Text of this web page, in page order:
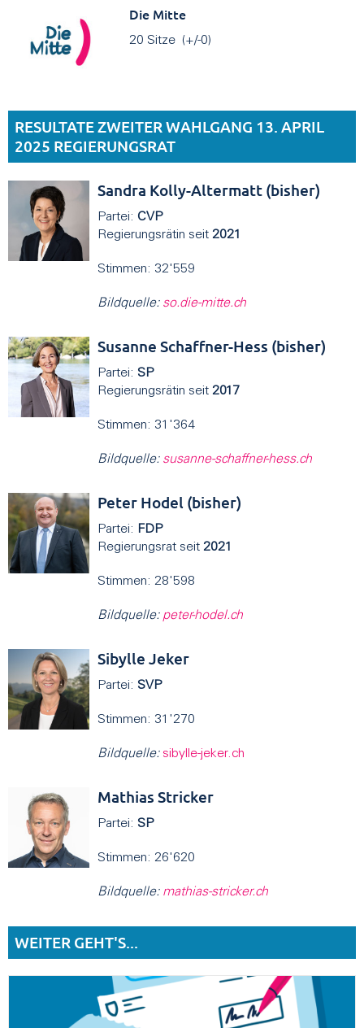
Die Mitte
20 Sitze (+/-0)
RESULTATE ZWEITER WAHLGANG 13. APRIL
2025 REGIERUNGSRAT
Sandra Kolly-Altermatt (bisher)
Partei: CVP
Regierungsrätin seit 2021
Stimmen: 32'559
Bildquelle: so.die-mitte.ch
Susanne Schaffner-Hess (bisher)
Partei: SP
Regierungsrätin seit 2017
Stimmen: 31'364
Bildquelle: susanne-schaffner-hess.ch
Peter Hodel (bisher)
Partei: FDP
Regierungsrat seit 2021
Stimmen: 28'598
Bildquelle: peter-hodel.ch
Sibylle Jeker
Partei: SVP
Stimmen: 31'270
Bildquelle: sibylle-jeker.ch
Mathias Stricker
Partei: SP
Stimmen: 26'620
Bildquelle: mathias-stricker.ch
WEITER GEHT'S...